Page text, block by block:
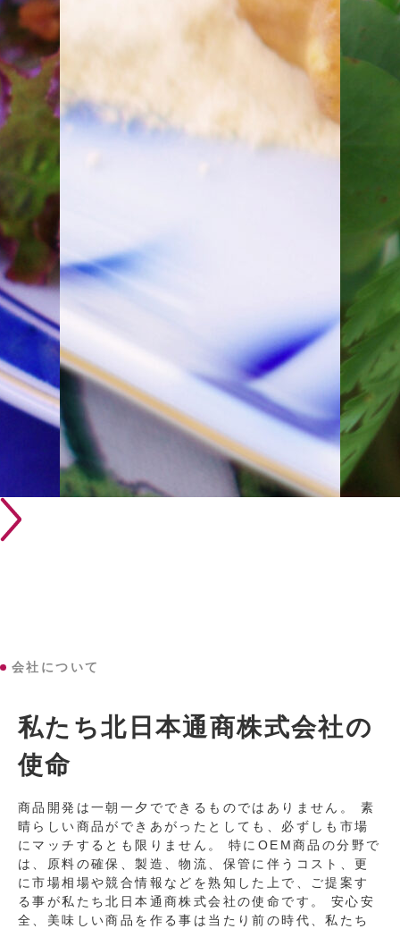
会社について
私たち北日本通商株式会社の
使命
商品開発は一朝一夕でできるものではありません。 素
晴らしい商品ができあがったとしても、必ずしも市場
にマッチするとも限りません。 特にOEM商品の分野で
は、原料の確保、製造、物流、保管に伴うコスト、更
に市場相場や競合情報などを熟知した上で、ご提案す
る事が私たち北日本通商株式会社の使命です。 安心安
全、美味しい商品を作る事は当たり前の時代、私たち